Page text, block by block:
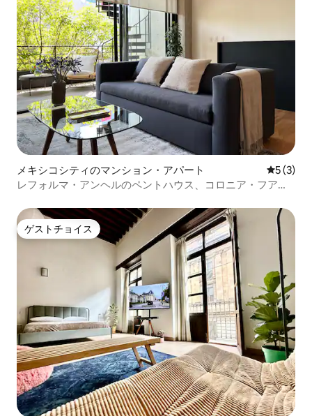
メキシコシティのマンション・アパート レビュー
5 (3)
レフォルマ・アンヘルのペントハウス、コロニア・フアレ
ゲストチョイス
ゲストチョイス